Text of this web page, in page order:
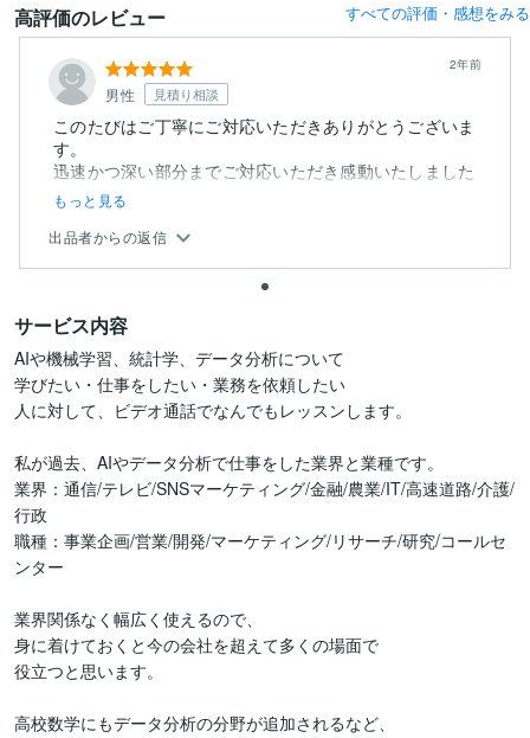
高評価のレビュー すべての評価・感想をみる
男性 見積り相談
2年前
このたびはご丁寧にご対応いただきありがとうございま
す。
迅速かつ深い部分までご対応いただき感動いたしました
し、おかげさま...
もっと見る
出品者からの返信
サービス内容
AIや機械学習、統計学、データ分析について
学びたい・仕事をしたい・業務を依頼したい
人に対して、ビデオ通話でなんでもレッスンします。
私が過去、AIやデータ分析で仕事をした業界と業種です。
業界：通信/テレビ/SNSマーケティング/金融/農業/IT/高速道路/介護/
行政
職種：事業企画/営業/開発/マーケティング/リサーチ/研究/コールセ
ンター
業界関係なく幅広く使えるので、
身に着けておくと今の会社を超えて多くの場面で
役立つと思います。
高校数学にもデータ分析の分野が追加されるなど、